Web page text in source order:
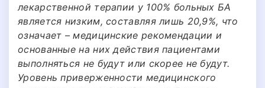
лекарственной терапии у 100% больных БА
является низким, составляя лишь 20,9%, что
означает – медицинские рекомендации и
основанные на них действия пациентами
выполняться не будут или скорее не будут.
Уровень приверженности медицинского